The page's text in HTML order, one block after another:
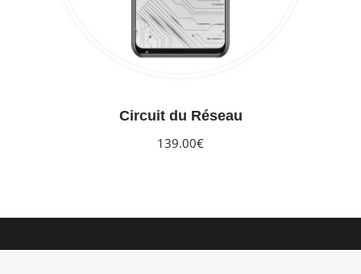
Circuit du Réseau
139.00€